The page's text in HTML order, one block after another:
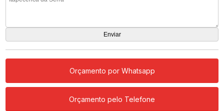
Orçamento por Whatsapp
Orçamento pelo Telefone